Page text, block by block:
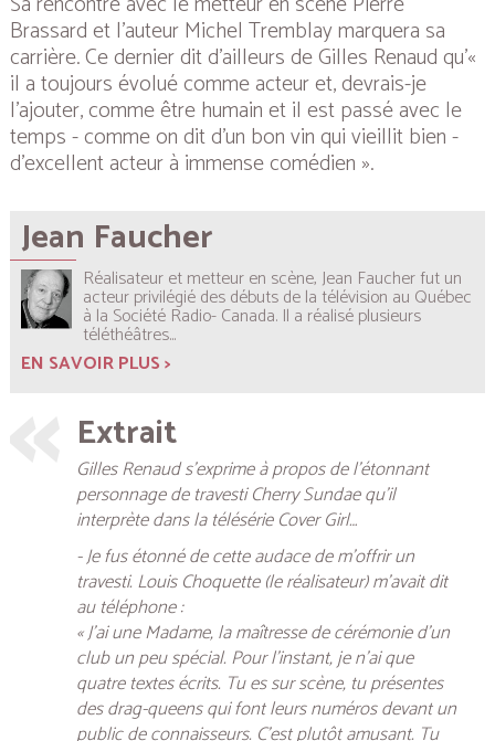
Brassard et l’auteur Michel Tremblay marquera sa
carrière. Ce dernier dit d’ailleurs de Gilles Renaud qu’«
il a toujours évolué comme acteur et, devrais-je
l’ajouter, comme être humain et il est passé avec le
temps - comme on dit d’un bon vin qui vieillit bien -
d’excellent acteur à immense comédien ».
Jean Faucher
Réalisateur et metteur en scène, Jean Faucher fut un
acteur privilégié des débuts de la télévision au Québec
à la Société Radio- Canada. Il a réalisé plusieurs
téléthéâtres...
EN SAVOIR PLUS >
Extrait
Gilles Renaud s’exprime à propos de l’étonnant
personnage de travestiCherry Sundaequ’il
interprète dans la télésérieCover Girl…
- Je fus étonné de cette audace de m’offrir un
travesti. Louis Choquette (le réalisateur) m’avait dit
au téléphone :
« J’ai une Madame, la maîtresse de cérémonie d’un
club un peu spécial. Pour l’instant, je n’ai que
quatre textes écrits. Tu es sur scène, tu présentes
des drag-queens qui font leurs numéros devant un